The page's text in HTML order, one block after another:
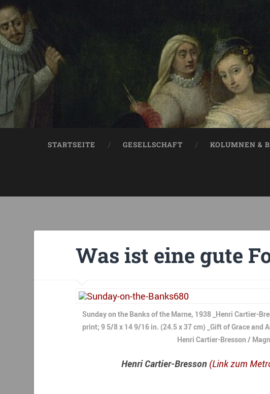
STARTSEITE GESELLSCHAFT KOLUMNEN &
Was ist eine gute
Sunday on the Banks of the Marne, 1938 _Henri Cartier-
print; 9 5/8 x 14 9/16 in. (24.5 x 37 cm) _Gift of Grace and
Henri Cartier-Bresson /
Henri Cartier-Bresson (Link zum